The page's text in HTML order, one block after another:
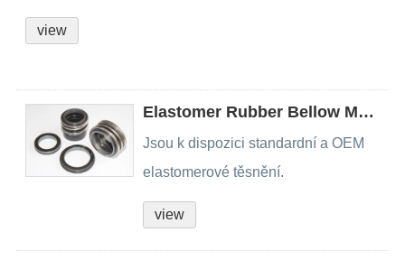
view
Elastomer Rubber Bellow Mechanical Seals
Jsou k dispozici standardní a OEM
elastomerové těsnění.
view